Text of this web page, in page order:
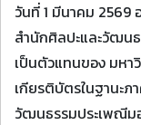
วันที่ 1 มีนาคม 2569
สำนักศิลปะและวัฒน
เป็นตัวแทนของ มหา
เกียรติบัตรในฐานะ
วัฒนธรรมประเพณีมอ